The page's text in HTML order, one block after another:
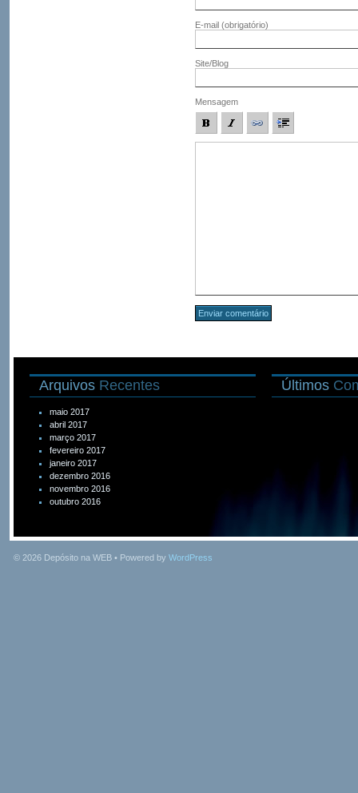
E-mail (obrigatório)
Site/Blog
Mensagem
Arquivos Recentes
maio 2017
abril 2017
março 2017
fevereiro 2017
janeiro 2017
dezembro 2016
novembro 2016
outubro 2016
Últimos
© 2026 Depósito na WEB • Powered by WordPress